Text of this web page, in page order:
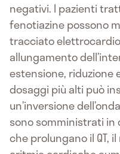
negativi. I pazienti
fenotiazine possono
tracciato
allungamento
estensione, riduzione
dosaggi più alti può
un’inversione
sono somministrati
che prolungano il QT,